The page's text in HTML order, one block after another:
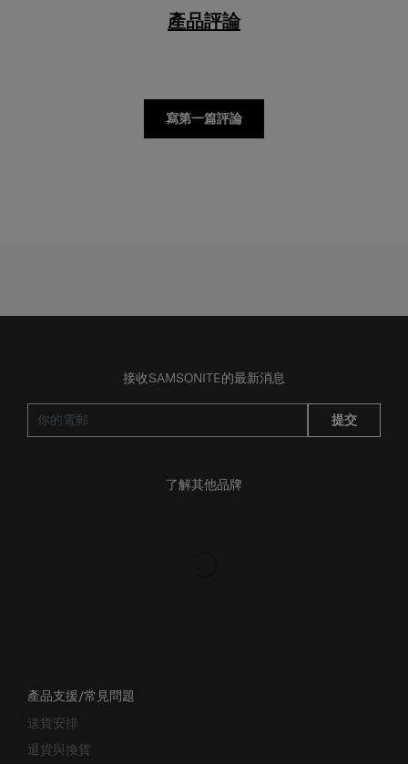
產品評論
寫第一篇評論
接收SAMSONITE的最新消息
提交
了解其他品牌
產品支援/常見問題
送貨安排
退貨與換貨